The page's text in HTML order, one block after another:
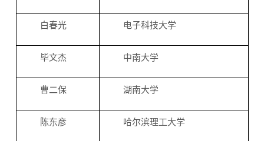
白春光 电子科技大学
毕文杰 中南大学
曹二保 湖南大学
陈东彦 哈尔滨理工大学